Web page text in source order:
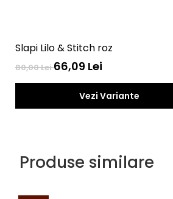
Slapi Lilo & Stitch roz
80,00 Lei66,09 Lei
Vezi Variante
Produse similare